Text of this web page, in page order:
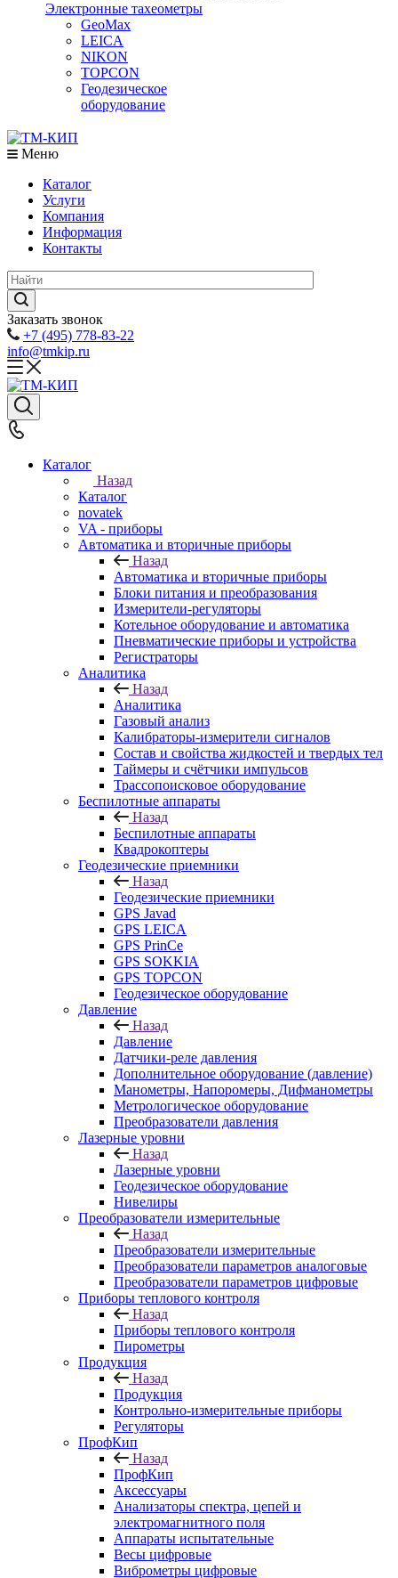
Электронные тахеометры
GeoMax
LEICA
NIKON
TOPCON
Геодезическое
оборудование
Меню
Каталог
Услуги
Компания
Информация
Контакты
Заказать звонок
+7 (495) 778-83-22
info@tmkip.ru
Каталог
Назад
Каталог
novatek
VA - приборы
Автоматика и вторичные приборы
Назад
Автоматика и вторичные приборы
Блоки питания и преобразования
Измерители-регуляторы
Котельное оборудование и автоматика
Пневматические приборы и устройства
Регистраторы
Аналитика
Назад
Аналитика
Газовый анализ
Калибраторы-измерители сигналов
Состав и свойства жидкостей и твердых тел
Таймеры и счётчики импульсов
Трассопоисковое оборудование
Беспилотные аппараты
Назад
Беспилотные аппараты
Квадрокоптеры
Геодезические приемники
Назад
Геодезические приемники
GPS Javad
GPS LEICA
GPS PrinCe
GPS SOKKIA
GPS TOPCON
Геодезическое оборудование
Давление
Назад
Давление
Датчики-реле давления
Дополнительное оборудование (давление)
Манометры, Напоромеры, Дифманометры
Метрологическое оборудование
Преобразователи давления
Лазерные уровни
Назад
Лазерные уровни
Геодезическое оборудование
Нивелиры
Преобразователи измерительные
Назад
Преобразователи измерительные
Преобразователи параметров аналоговые
Преобразователи параметров цифровые
Приборы теплового контроля
Назад
Приборы теплового контроля
Пирометры
Продукция
Назад
Продукция
Контрольно-измерительные приборы
Регуляторы
ПрофКип
Назад
ПрофКип
Аксессуары
Анализаторы спектра, цепей и
электромагнитного поля
Аппараты испытательные
Весы цифровые
Виброметры цифровые